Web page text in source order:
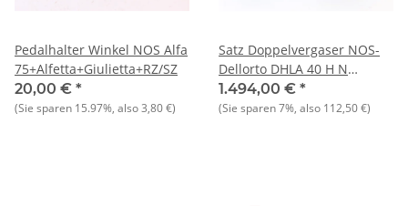
Pedalhalter Winkel NOS Alfa
75+Alfetta+Giulietta+RZ/SZ
20,00 € *
(Sie sparen 15.97%, also3,80 €)
Satz Doppelvergaser NOS-
Dellorto DHLA 40 H N
Giulietta 1.3 (116er Typen)
auch für 1,6 ltr.1,8/ da
1.494,00 € *
(Sie sparen7%, also 112,50 €)